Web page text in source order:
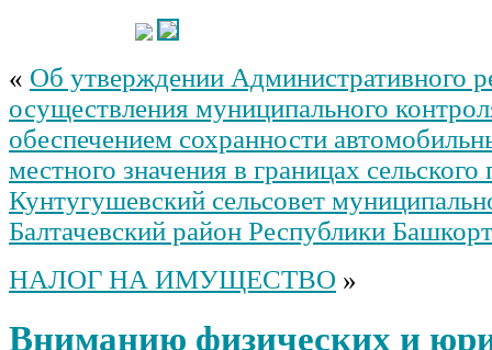
« Об утверждении Административного
осуществления муниципального
обеспечением сохранности
местного значения в границах сельского
Кунтугушевский сельсовет
Балтачевский район Республики
НАЛОГ НА ИМУЩЕСТВО »
Вниманию физических и